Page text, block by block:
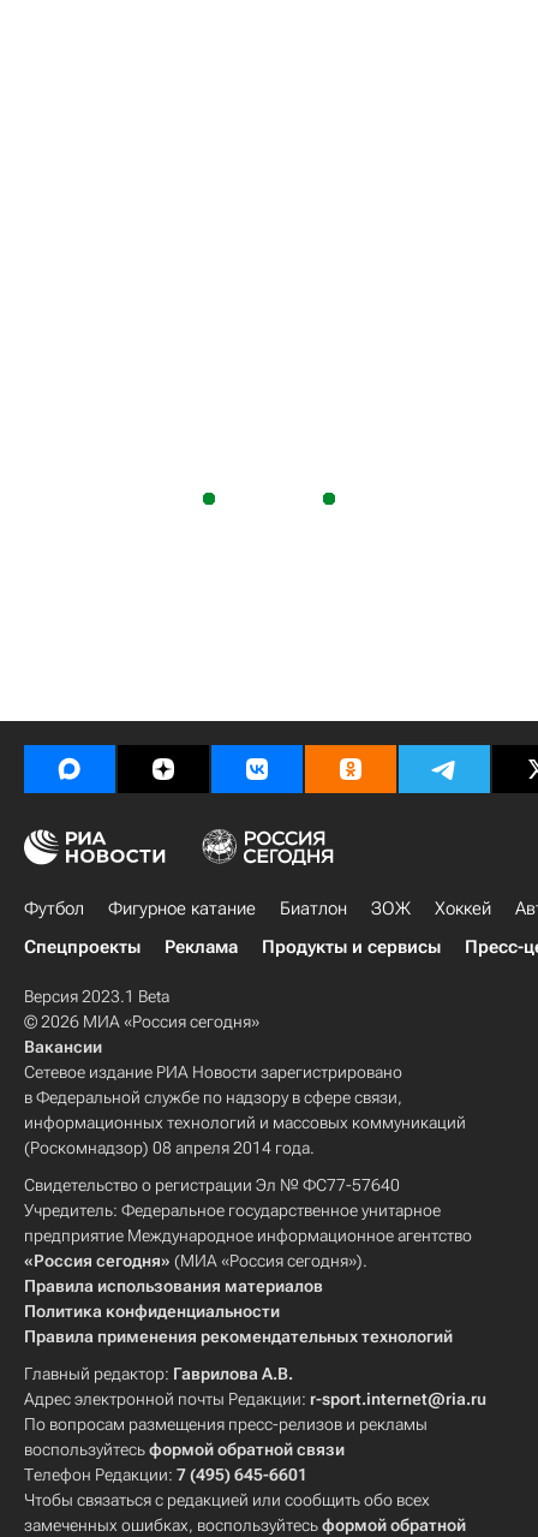
Футбол Фигурное катание Биатлон ЗОЖ Хоккей
Спецпроекты
Реклама Продукты и сервисы Пресс-
Версия 2023.1 Beta
© 2026 МИА «Россия сегодня»
Вакансии
Сетевое издание РИА Новости зарегистрировано
в Федеральной службе по надзору в сфере связи,
информационных технологий и массовых коммуникаций
(Роскомнадзор) 08 апреля 2014 года.
Свидетельство о регистрации Эл № ФС77-57640
Учредитель: Федеральное государственное унитарное
предприятие Международное информационное агентство
«Россия сегодня» (МИА «Россия сегодня»).
Правила использования материалов
Политика конфиденциальности
Правила применения рекомендательных технологий
Главный редактор: Гаврилова А.В.
Адрес электронной почты Редакции: r-sport.internet@ria.ru
По вопросам размещения пресс-релизов и рекламы
воспользуйтесьформой обратной связи
Телефон Редакции: 7 (495) 645-6601
Чтобы связаться с редакцией или сообщить обо всех
замеченных ошибках, воспользуйтесьформой обратной